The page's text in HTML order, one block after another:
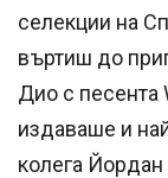
селекции на
въртиш до
Дио с песента
издаваше и
колега